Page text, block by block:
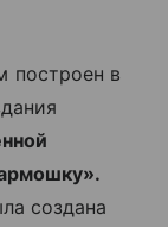
построен в
создана